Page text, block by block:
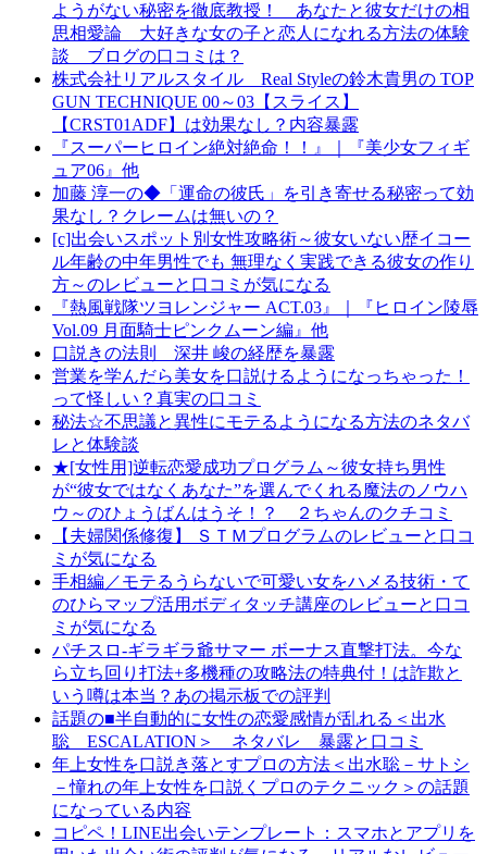
ようがない秘密を徹底教授！ あなたと彼女だけの相
思相愛論 大好きな女の子と恋人になれる方法の体験
談 ブログの口コミは？
株式会社リアルスタイル Real Styleの鈴木貴男の TOP
GUN TECHNIQUE 00～03【スライス】
【CRST01ADF】は効果なし？内容暴露
『スーパーヒロイン絶対絶命！！』｜『美少女フィギ
ュア06』他
加藤 淳一の◆「運命の彼氏」を引き寄せる秘密って効
果なし？クレームは無いの？
[c]出会いスポット別女性攻略術～彼女いない歴イコー
ル年齢の中年男性でも 無理なく実践できる彼女の作り
方～のレビューと口コミが気になる
『熱風戦隊ツヨレンジャー ACT.03』｜『ヒロイン陵辱
Vol.09 月面騎士ピンクムーン編』他
口説きの法則 深井 峻の経歴を暴露
営業を学んだら美女を口説けるようになっちゃった！
って怪しい？真実の口コミ
秘法☆不思議と異性にモテるようになる方法のネタバ
レと体験談
★[女性用]逆転恋愛成功プログラム～彼女持ち男性
が“彼女ではなくあなた”を選んでくれる魔法のノウハ
ウ～のひょうばんはうそ！？ ２ちゃんのクチコミ
【夫婦関係修復】 ＳＴＭプログラムのレビューと口コ
ミが気になる
手相編／モテるうらないで可愛い女をハメる技術・て
のひらマップ活用ボディタッチ講座のレビューと口コ
ミが気になる
パチスロ-ギラギラ爺サマー ボーナス直撃打法。今な
ら立ち回り打法+多機種の攻略法の特典付！は詐欺と
いう噂は本当？あの掲示板での評判
話題の■半自動的に女性の恋愛感情が乱れる＜出水
聡 ESCALATION＞ ネタバレ 暴露と口コミ
年上女性を口説き落とすプロの方法＜出水聡－サトシ
－憧れの年上女性を口説くプロのテクニック＞の話題
になっている内容
コピペ！LINE出会いテンプレート：スマホとアプリを